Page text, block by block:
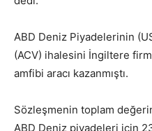
ABD Deniz Piyadelerinin
(ACV) ihalesini İngiltere
amfibi aracı kazanmıştı.
Sözleşmenin toplam
ABD Deniz piyadeleri için